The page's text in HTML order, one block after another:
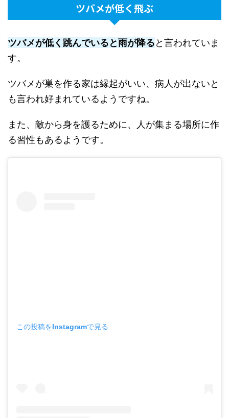
ツバメが低く飛ぶ
ツバメが低く跳んでいると雨が降ると言われていま
す。
ツバメが巣を作る家は縁起がいい、病人が出ないと
も言われ好まれているようですね。
また、敵から身を護るために、人が集まる場所に作
る習性もあるようです。
この投稿をInstagramで見る